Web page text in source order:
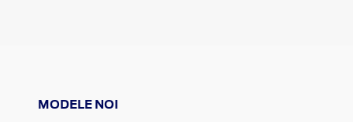
MODELE NOI